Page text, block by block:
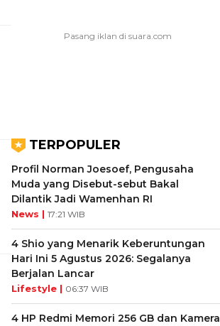
TERPOPULER
Profil Norman Joesoef, Pengusaha
Muda yang Disebut-sebut Bakal
Dilantik Jadi Wamenhan RI
News | 17:21 WIB
4 Shio yang Menarik Keberuntungan
Hari Ini 5 Agustus 2026: Segalanya
Berjalan Lancar
Lifestyle | 06:37 WIB
4 HP Redmi Memori 256 GB dan Kamera